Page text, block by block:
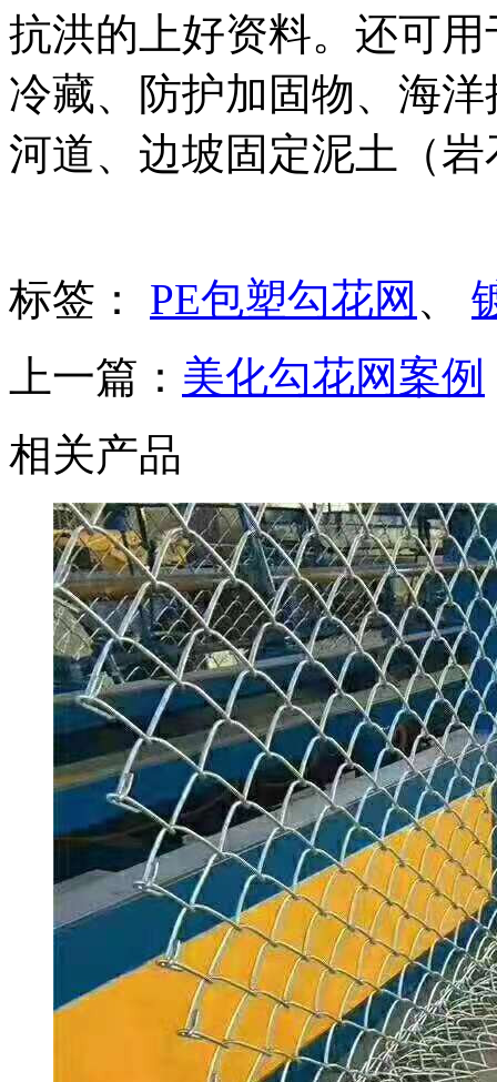
抗洪的上好资料。还可
冷藏、防护加固物、海
河道、边坡固定泥土（
标签： PE包塑勾花网 、
上一篇： 美化勾花网案例
相关产品